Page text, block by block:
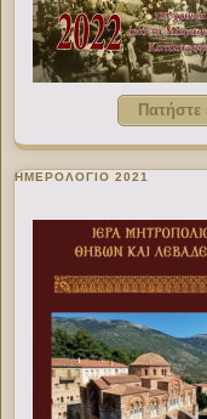
Πατήστε
ΗΜΕΡΟΛΟΓΙΟ 2021